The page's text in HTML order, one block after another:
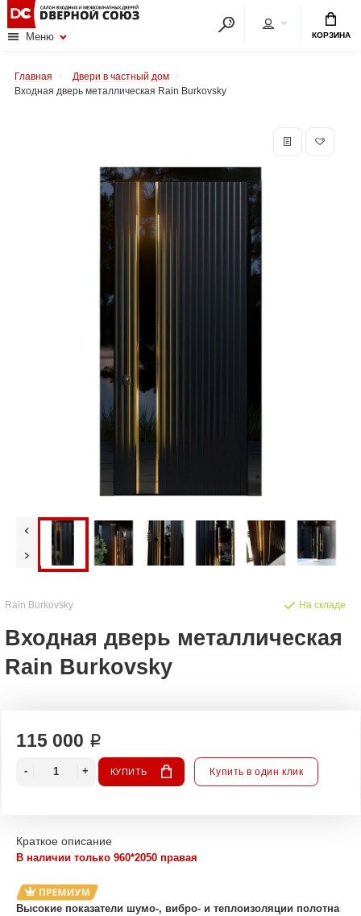
Меню КОРЗИНА
Главная
Двери в частный дом
Входная дверь металлическая Rain Burkovsky
Rain Burkovsky
Входная дверь металлическая
Rain Burkovsky
На складе
115 000 ₽
КУПИТЬ Купить в один клик
Краткое описание
В наличии только 960*2050 правая
Высокие показатели шумо-, вибро- и теплоизоляции полотна